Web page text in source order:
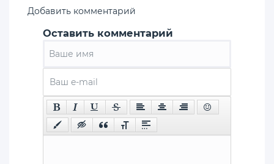
Добавить комментарий
Оставить комментарий